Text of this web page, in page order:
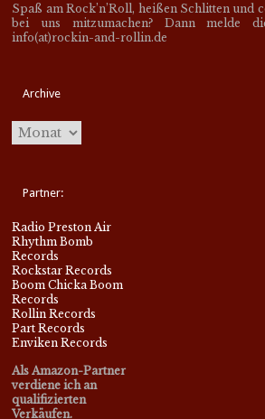
Spaß am Rock’n’Roll, heißen Schlitten und
bei uns mitzumachen? Dann melde
info(at)rockin-and-rollin.de
Archive
Partner:
Radio Preston Air
Rhythm Bomb
Records
Rockstar Records
Boom Chicka Boom
Records
Rollin Records
Part Records
Enviken Records
Als Amazon-Partner
verdiene ich an
qualifizierten
Verkäufen.